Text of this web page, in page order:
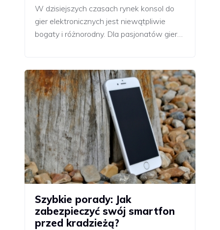
W dzisiejszych czasach rynek konsol do
gier elektronicznych jest niewątpliwie
bogaty i różnorodny. Dla pasjonatów gier…
Szybkie porady: Jak
zabezpieczyć swój smartfon
przed kradzieżą?